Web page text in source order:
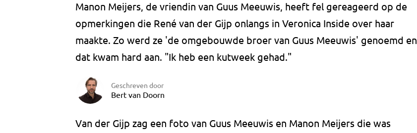
Manon Meijers, de vriendin van Guus Meeuwis, heeft fel gereageerd op de
opmerkingen die René van der Gijp onlangs in Veronica Inside over haar
maakte. Zo werd ze 'de omgebouwde broer van Guus Meeuwis' genoemd en
dat kwam hard aan. "Ik heb een kutweek gehad."
Geschreven door
Bert van Doorn
Van der Gijp zag een foto van Guus Meeuwis en Manon Meijers die was